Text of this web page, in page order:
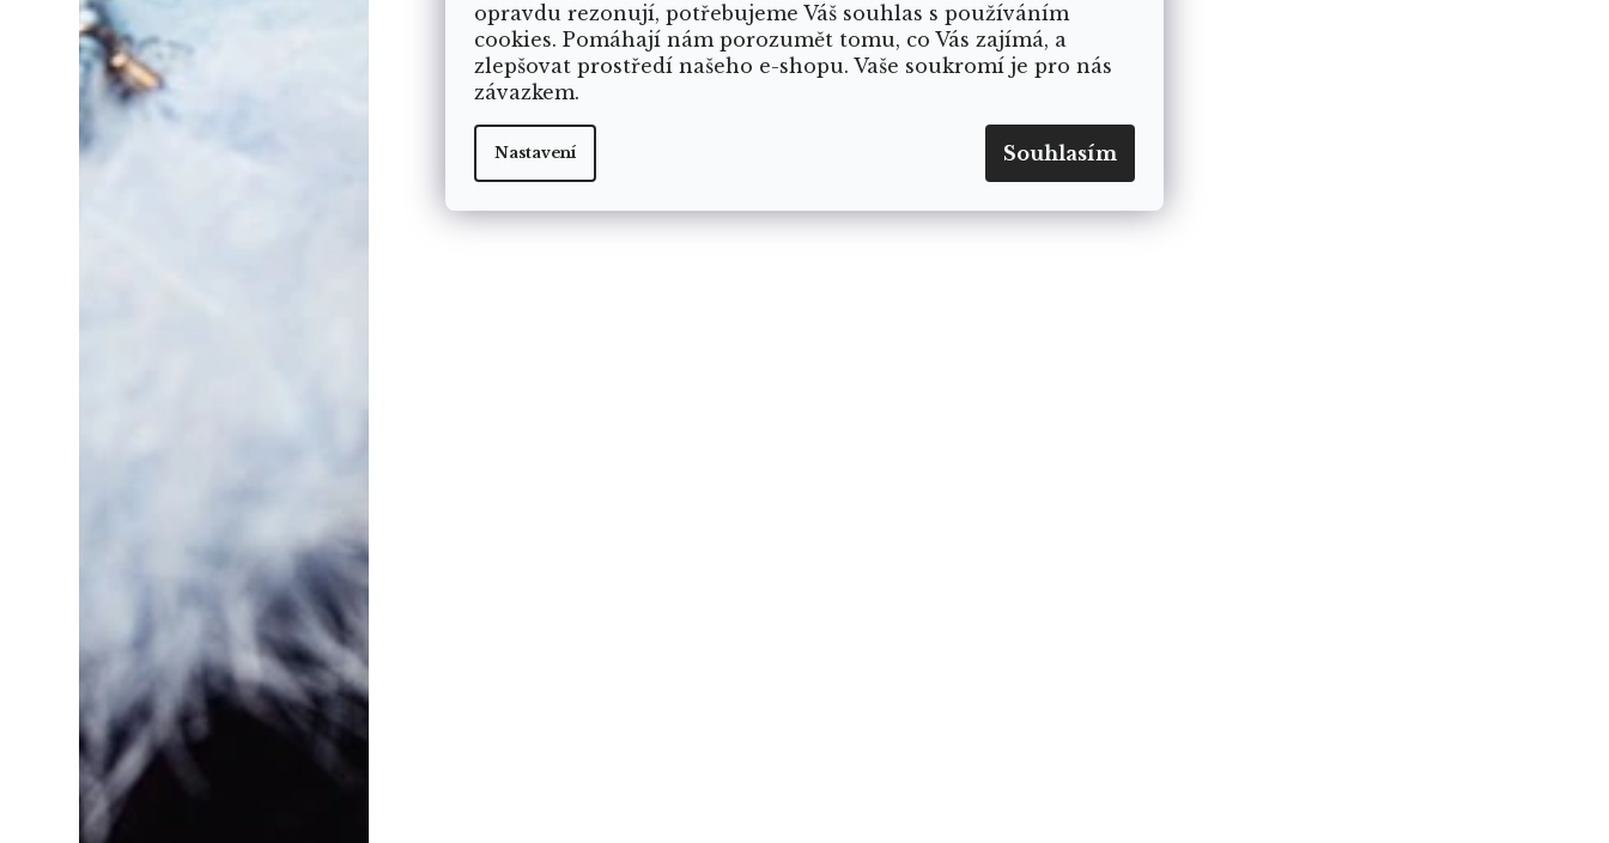
opravdu rezonují, potřebujeme Váš souhlas s používáním
cookies. Pomáhají nám porozumět tomu, co Vás zajímá, a
zlepšovat prostředí našeho e-shopu. Vaše soukromí je pro nás
závazkem.
Nastavení Souhlasím